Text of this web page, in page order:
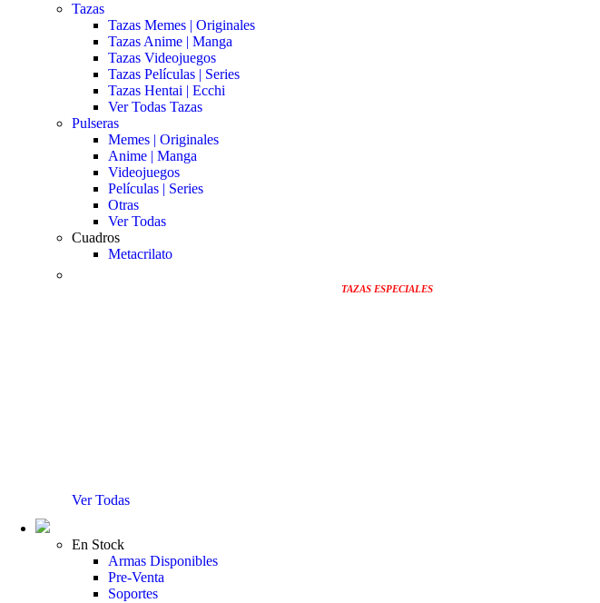
Tazas
Tazas Memes | Originales
Tazas Anime | Manga
Tazas Videojuegos
Tazas Películas | Series
Tazas Hentai | Ecchi
Ver Todas Tazas
Pulseras
Memes | Originales
Anime | Manga
Videojuegos
Películas | Series
Otras
Ver Todas
Cuadros
Metacrilato
TAZAS ESPECIALES
Ver Todas
En Stock
Armas Disponibles
Pre-Venta
Soportes